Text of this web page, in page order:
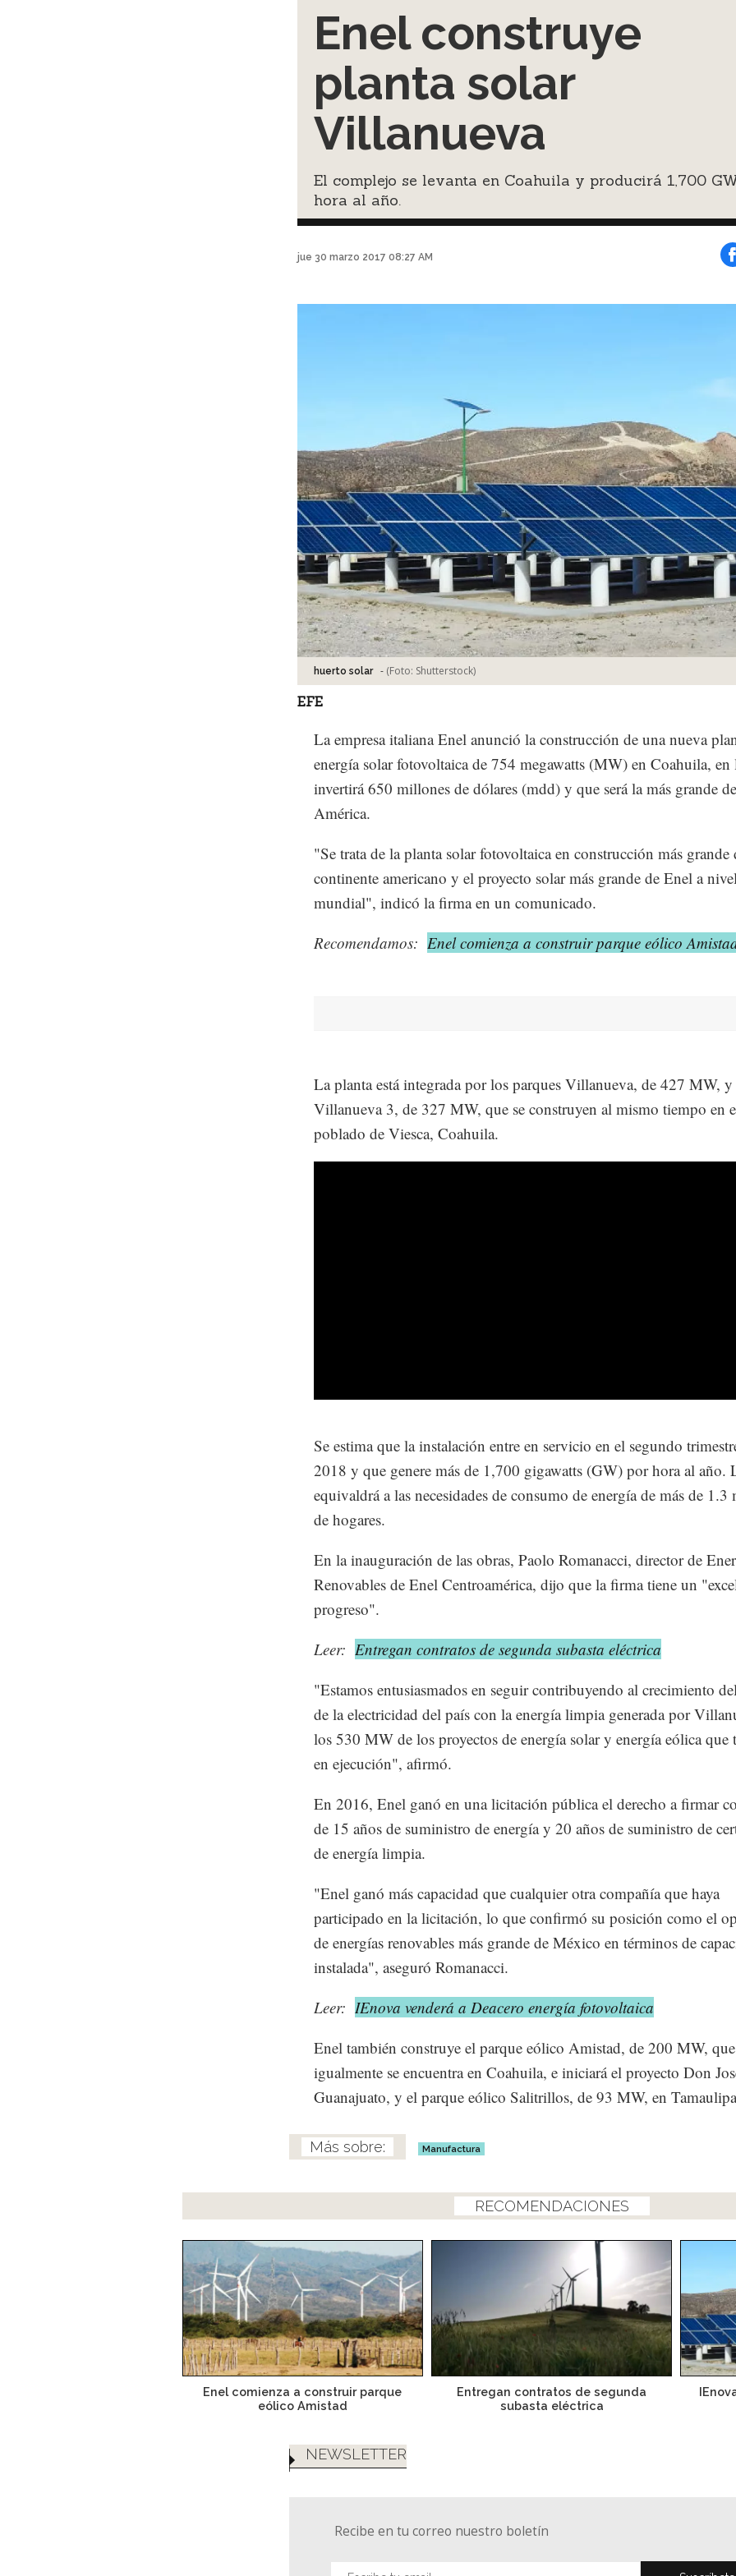
Enel construye
planta solar
Villanueva
El complejo se levanta en Coahuila y producirá 1,700
hora al año.
jue 30 marzo 2017 08:27 AM
huerto solar - (Foto: Shutterstock)
EFE
La empresa italiana Enel anunció la construcción de una nueva
energía solar fotovoltaica de 754 megawatts (MW) en Coahuila, en
invertirá 650 millones de dólares (mdd) y que será la más grande de
América.
"Se trata de la planta solar fotovoltaica en construcción más grande
continente americano y el proyecto solar más grande de Enel a nivel
mundial", indicó la firma en un comunicado.
Recomendamos: Enel comienza a construir parque eólico
La planta está integrada por los parques Villanueva, de 427 MW, y
Villanueva 3, de 327 MW, que se construyen al mismo tiempo en
poblado de Viesca, Coahuila.
Se estima que la instalación entre en servicio en el segundo
2018 y que genere más de 1,700 gigawatts (GW) por hora al año.
equivaldrá a las necesidades de consumo de energía de más de 1.3
de hogares.
En la inauguración de las obras, Paolo Romanacci, director de
Renovables de Enel Centroamérica, dijo que la firma tiene un
progreso".
Leer: Entregan contratos de segunda subasta eléctrica
"Estamos entusiasmados en seguir contribuyendo al crecimiento
de la electricidad del país con la energía limpia generada por
los 530 MW de los proyectos de energía solar y energía eólica que
en ejecución", afirmó.
En 2016, Enel ganó en una licitación pública el derecho a firmar
de 15 años de suministro de energía y 20 años de suministro de
de energía limpia.
"Enel ganó más capacidad que cualquier otra compañía que haya
participado en la licitación, lo que confirmó su posición como el
de energías renovables más grande de México en términos de
instalada", aseguró Romanacci.
Leer: IEnova venderá a Deacero energía fotovoltaica
Enel también construye el parque eólico Amistad, de 200 MW, que
igualmente se encuentra en Coahuila, e iniciará el proyecto Don
Guanajuato, y el parque eólico Salitrillos, de 93 MW, en
Manufactura
RECOMENDACIONES
Enel comienza a construir parque
eólico Amistad
Entregan contratos de segunda
subasta eléctrica
NEWSLETTER
Recibe en tu correo nuestro boletín